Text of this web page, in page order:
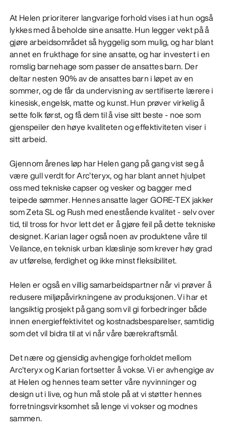
At Helen prioriterer langvarige forhold vises i at hun også
lykkes med å beholde sine ansatte. Hun legger vekt på å
gjøre arbeidsområdet så hyggelig som mulig, og har blant
annet en frukthage for sine ansatte, og har investert i en
romslig barnehage som passer de ansattes barn. Der
deltar nesten 90% av de ansattes barn i løpet av en
sommer, og de får da undervisning av sertifiserte lærere i
kinesisk, engelsk, matte og kunst. Hun prøver virkelig å
sette folk først, og få dem til å vise sitt beste - noe som
gjenspeiler den høye kvaliteten og effektiviteten viser i
sitt arbeid.
Gjennom årenes løp har Helen gang på gang vist seg å
være gull verdt for Arc’teryx, og har blant annet hjulpet
oss med tekniske capser og vesker og bagger med
teipede sømmer. Hennes ansatte lager GORE-TEX jakker
som Zeta SL og Rush med enestående kvalitet - selv over
tid, til tross for hvor lett det er å gjøre feil på dette tekniske
designet. Karian lager også noen av produktene våre til
Veilance, en teknisk urban klæslinje som krever høy grad
av utførelse, ferdighet og ikke minst fleksibilitet.
Helen er også en villig samarbeidspartner når vi prøver å
redusere miljøpåvirkningene av produksjonen. Vi har et
langsiktig prosjekt på gang som vil gi forbedringer både
innen energieffektivitet og kostnadsbesparelser, samtidig
som det vil bidra til at vi når våre bærekraftsmål.
Det nære og gjensidig avhengige forholdet mellom
Arc’teryx og Karian fortsetter å vokse. Vi er avhengige av
at Helen og hennes team setter våre nyvinninger og
design ut i live, og hun må stole på at vi støtter hennes
forretningsvirksomhet så lenge vi vokser og modnes
sammen.